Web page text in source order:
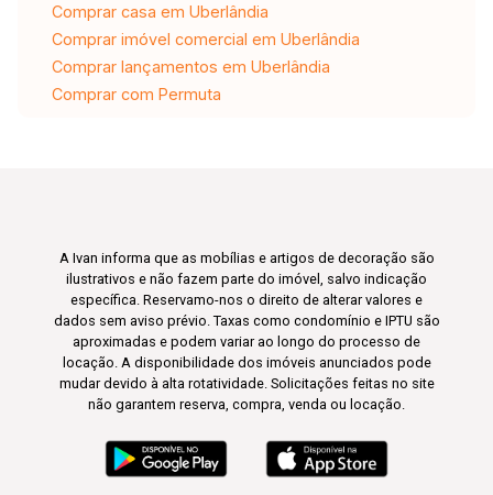
Comprar casa em Uberlândia
Comprar imóvel comercial em Uberlândia
Comprar lançamentos em Uberlândia
Comprar com Permuta
A Ivan informa que as mobílias e artigos de decoração são
ilustrativos e não fazem parte do imóvel, salvo indicação
específica. Reservamo-nos o direito de alterar valores e
dados sem aviso prévio. Taxas como condomínio e IPTU são
aproximadas e podem variar ao longo do processo de
locação. A disponibilidade dos imóveis anunciados pode
mudar devido à alta rotatividade. Solicitações feitas no site
não garantem reserva, compra, venda ou locação.